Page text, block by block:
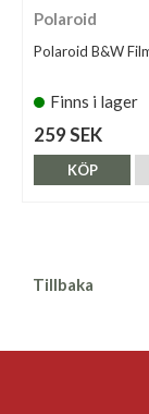
Polaroid
Polaroid B&W
Finns i lager
259 SEK
KÖP
Tillbaka